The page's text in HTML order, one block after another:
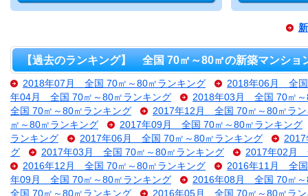
【過去のランキング】 全国 70㎡～80㎡の新築マンショ
2018年07月 全国 70㎡～80㎡ランキング
2018年06月 全国
年04月 全国 70㎡～80㎡ランキング
2018年03月 全国 70㎡～
全国 70㎡～80㎡ランキング
2017年12月 全国 70㎡～80㎡ラン
㎡～80㎡ランキング
2017年09月 全国 70㎡～80㎡ランキング
ランキング
2017年06月 全国 70㎡～80㎡ランキング
グ
2017年03月 全国 70㎡～80㎡ランキング
2017年02月
2016年12月 全国 70㎡～80㎡ランキング
2016年11月 全国
年09月 全国 70㎡～80㎡ランキング
2016年08月 全国 70㎡～
全国 70㎡～80㎡ランキング
2016年05月 全国 70㎡～80㎡ラン